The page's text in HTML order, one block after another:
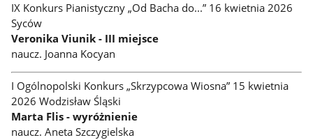
IX Konkurs Pianistyczny „Od Bacha do...” 16 kwietnia 2026
Syców
Veronika Viunik - III miejsce
naucz. Joanna Kocyan
I Ogólnopolski Konkurs „Skrzypcowa Wiosna” 15 kwietnia
2026 Wodzisław Śląski
Marta Flis - wyróżnienie
naucz. Aneta Szczygielska